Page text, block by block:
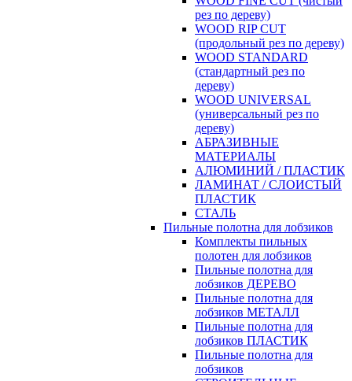
рез по дереву)
WOOD RIP CUT
(продольный рез по дереву)
WOOD STANDARD
(стандартный рез по
дереву)
WOOD UNIVERSAL
(универсальный рез по
дереву)
АБРАЗИВНЫЕ
МАТЕРИАЛЫ
АЛЮМИНИЙ / ПЛАСТИК
ЛАМИНАТ / СЛОИСТЫЙ
ПЛАСТИК
СТАЛЬ
Пильные полотна для лобзиков
Комплекты пильных
полотен для лобзиков
Пильные полотна для
лобзиков ДЕРЕВО
Пильные полотна для
лобзиков МЕТАЛЛ
Пильные полотна для
лобзиков ПЛАСТИК
Пильные полотна для
лобзиков